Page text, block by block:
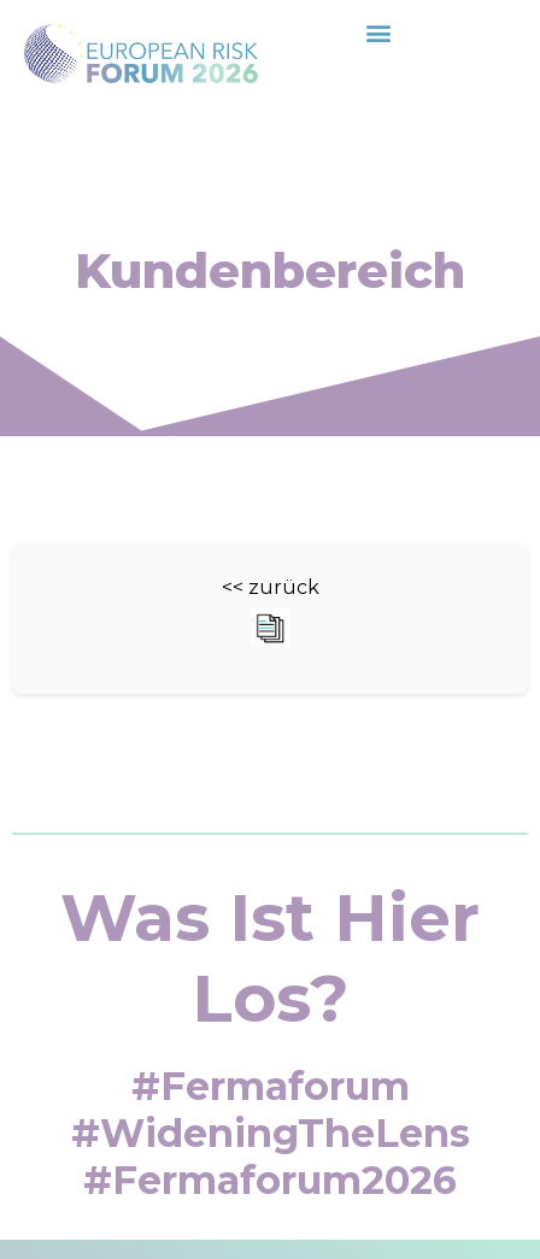
Kundenbereich
<< zurück
Was Ist Hier
Los?
#fermaforum
#WideningTheLens
#fermaforum2026